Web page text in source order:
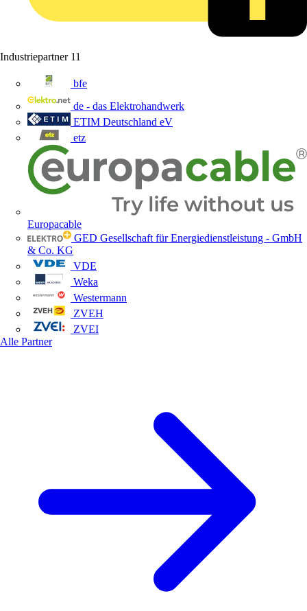
Industriepartner 11
bfe
de - das Elektrohandwerk
ETIM Deutschland eV
etz
Europacable
GED Gesellschaft für Energiedienstleistung - GmbH
& Co. KG
VDE
Weka
Westermann
ZVEH
ZVEI
Alle Partner